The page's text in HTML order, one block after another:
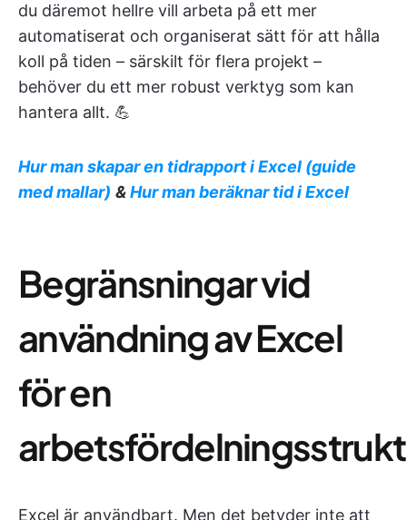
du däremot hellre vill arbeta på ett mer
automatiserat och organiserat sätt för att hålla
koll på tiden – särskilt för flera projekt –
behöver du ett mer robust verktyg som kan
hantera allt. 💪
Hur man skapar en tidrapport i Excel (guide
med mallar) &Hur man beräknar tid i Excel
Begränsningar vid
användning av Excel
för en
Excel är användbart. Men det betyder inte att